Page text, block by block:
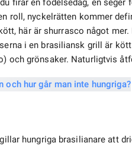
firar en födelsedag, en
roll, nyckelrätten kommer
här är shurrasco något
i en brasiliansk grill är
och grönsaker. Naturligtvis
hungriga brasilianare att